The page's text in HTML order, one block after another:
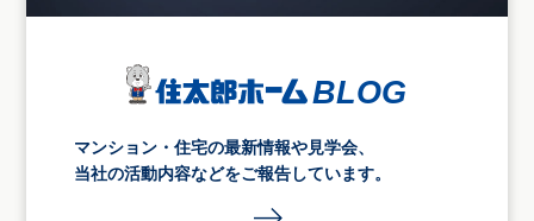
マンション・住宅の最新情報や見学会、
当社の活動内容などをご報告しています。